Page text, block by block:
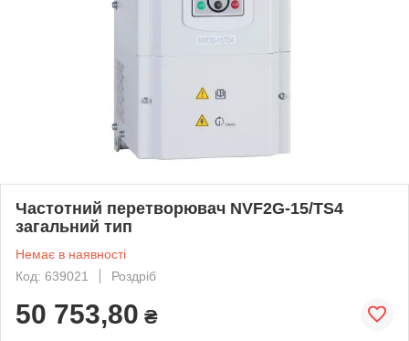
Частотний перетворювач NVF2G-15/TS4
загальний тип
Немає в наявності
Код: 639021
Роздріб
50 753,80 ₴